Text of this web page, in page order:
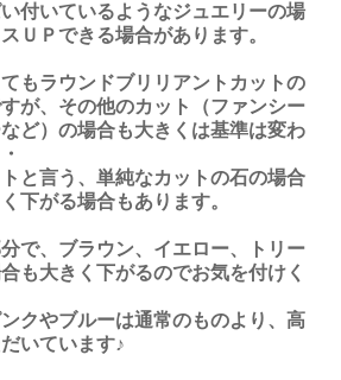
付いているようなジュエリーの場
ＵＰできる場合があります。
てもラウンドブリリアントカットの
が、その他のカット（ファンシー
ど）の場合も大きくは基準は変わ
と言う、単純なカットの石の場合
下がる場合もあります。
で、ブラウン、イエロー、トリー
も大きく下がるのでお気を付けく
クやブルーは通常のものより、高
いています♪